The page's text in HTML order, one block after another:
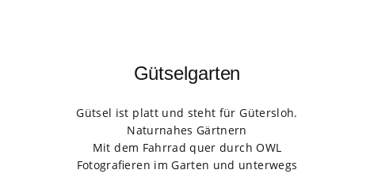
Gütselgarten
Gütsel ist platt und steht für Gütersloh.
Naturnahes Gärtnern
Mit dem Fahrrad quer durch OWL
Fotografieren im Garten und unterwegs